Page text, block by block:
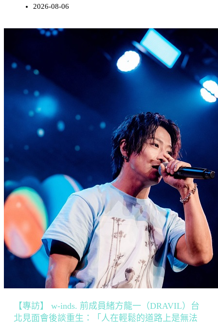
2026-08-06
【專訪】 w-inds. 前成員緒方龍一（DRAVIL）台
北見面會後談重生：「人在輕鬆的道路上是無法